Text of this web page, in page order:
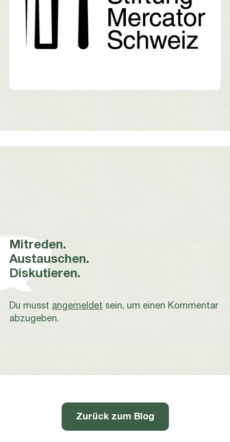
Mitreden.
Austauschen.
Diskutieren.
Du musst angemeldet sein, um einen Kommentar
abzugeben.
Zurück zum Blog